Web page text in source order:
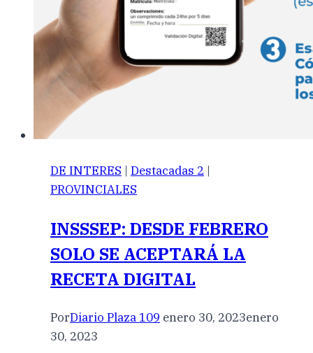
DE INTERES | Destacadas 2 |
PROVINCIALES
INSSSEP: DESDE FEBRERO
SOLO SE ACEPTARÁ LA
RECETA DIGITAL
PorDiario Plaza 109 enero 30, 2023enero
30, 2023